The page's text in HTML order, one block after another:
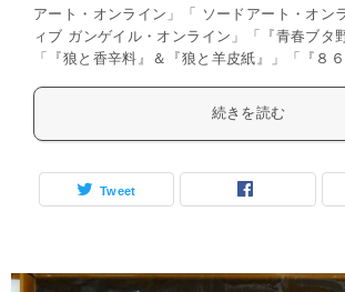
アート・オンライン」「 ソードアート・オン
ィブ ガンゲイル・オンライン」「『青春ブタ
「『狼と香辛料』＆『狼と羊皮紙』」「『
続きを読む
Tweet